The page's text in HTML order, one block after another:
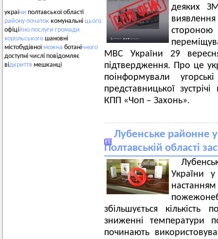
україни полтавської області
району початок комунальні цього
офіційно послуги громади
хорольського шановні
містобудівної можна ботанічного
доступні числі повідомляє
відкриття мешканці
деяких
стороною
МВС України 29
підтвердження. Про це
поінформували
представницької
КПП «Чоп – Захонь».
Лубенське районне
Полтавській області
України у
збільшується
зниженні температури
починають